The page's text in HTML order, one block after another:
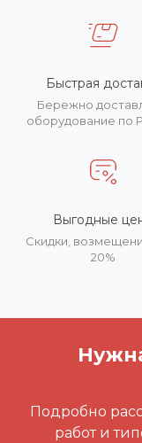
Быстрая
Бережно
оборудование по
Выгодные
Скидки,
20%
Подробно
работ и